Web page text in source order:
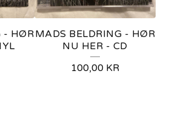
- HØRMADS BELDRING - HØR
NU HER - CD
100,00 KR